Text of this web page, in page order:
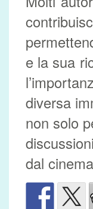
e la sua
diversa
non solo
dal